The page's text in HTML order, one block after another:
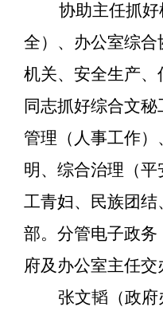
协助主任抓
全）、办公室综
机关、安全生产
同志抓好综合文
管理（人事工作
明、综合治理（平
工青妇、民族团
部。分管电子政
府及办公室主任交
张文韬（政府